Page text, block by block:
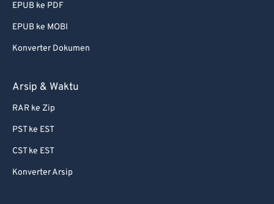
EPUB ke PDF
EPUB ke MOBI
Konverter Dokumen
Arsip & Waktu
RAR ke Zip
PST ke EST
CST ke EST
Konverter Arsip